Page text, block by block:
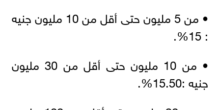
• من 5 مليون حتى أقل من 10 مليون جنيه
: 15%.
• من 10 مليون حتى أقل من 30 مليون
جنيه :15.50%.